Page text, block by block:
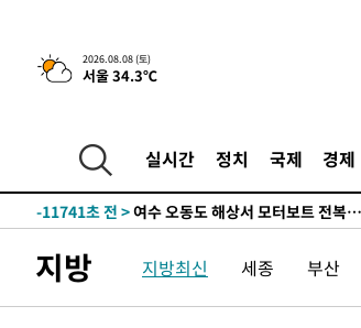
2026.08.08 (토)
서울 34.3℃
실시간 정치 국제 경제
-27069초 전 >온열질환 사망자 3명 늘어…누적 환
-21014초 전 >강릉에 시간당 81.4㎜ 물폭탄…도로
-14831초 전 >
선재도서 해루질 나섰다 실종 60대
-12365초 전 >
-11741초 전 >여수 오동도 해상서 모터보트 전복
주 날씨]
-4986초 전 >
축구협회 "압수수색·성접대 논란
-3503초 전 >[속보]'압수수색·성접대 논란' 축구
지방 지방최신 세종 부산